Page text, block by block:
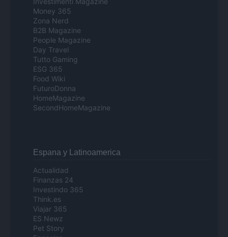
Money 365
Zona Nerd
B2B Magazine
People Magazine
Day Travel
Tutto Gaming
ESG 365
Food Wiki
FuturoDonna
HomeMagazine
SecondHomeMagazine
Espana y Latinoamerica
Actualidad
Finanzas 24
Investindo 365
Think.es
Viajar 365
ES Newz
Pet Story